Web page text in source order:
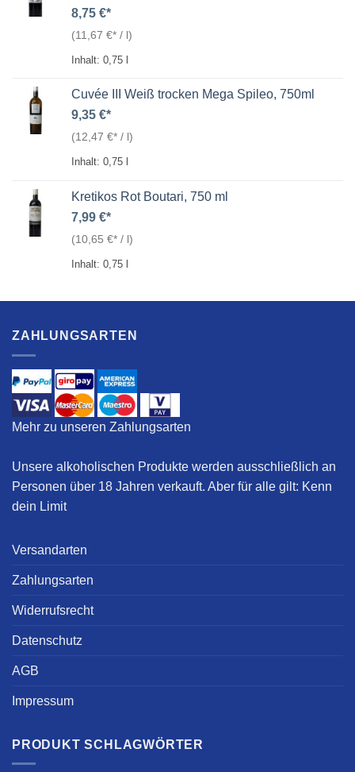
8,75 €
(11,67 € / l)
Inhalt: 0,75 l
Cuvée III Weiß trocken Mega Spileo, 750ml
9,35 €
(12,47 € / l)
Inhalt: 0,75
Kretikos Rot Boutari, 750 ml
7,99 €
(10,65 € / l)
Inhalt: 0,75
ZAHLUNGSARTEN
Mehr zu unseren Zahlungsarten
Unsere alkoholischen Produkte werden ausschließlich an
Personen über 18 Jahren verkauft. Aber für alle gilt: Kenn
dein Limit
Versandarten
Zahlungsarten
Widerrufsrecht
Datenschutz
AGB
Impressum
PRODUKT SCHLAGWÖRTER